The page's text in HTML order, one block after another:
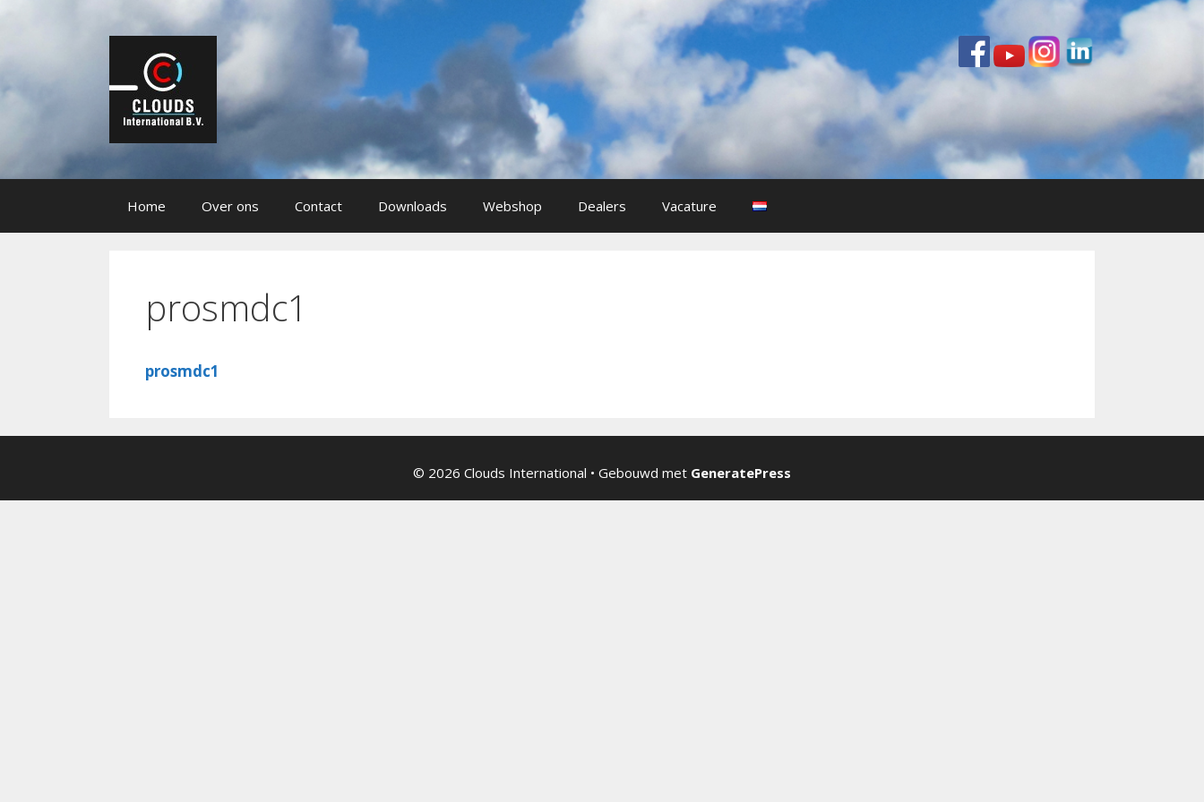
Home Over ons Contact Downloads Webshop Dealers Vacature
prosmdc1
prosmdc1
© 2026 Clouds International • Gebouwd met GeneratePress